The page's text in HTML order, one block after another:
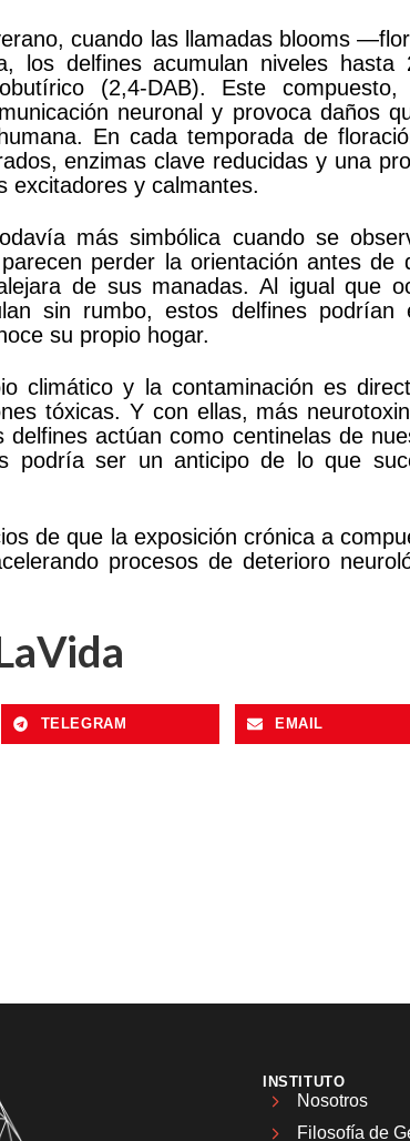
cuando las llamadas blooms
los delfines acumulan niveles hasta
(2,4-DAB). Este
neuronal y provoca daños
En cada temporada de
enzimas clave reducidas y una
excitadores y calmantes.
más simbólica cuando se
perder la orientación antes de
de sus manadas. Al igual que
sin rumbo, estos delfines podrían
su propio hogar.
climático y la contaminación es
tóxicas. Y con ellas, más
delfines actúan como centinelas de
podría ser un anticipo de lo que
de que la exposición crónica a
procesos de deterioro
TELEGRAM EMAIL
INSTITUTO
Nosotros
Filosofía de